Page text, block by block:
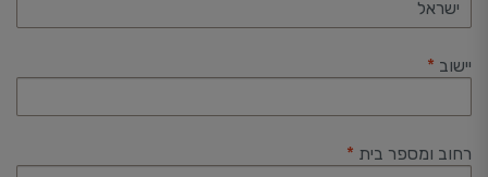
ישראל
יישוב *
רחוב ומספר בית *